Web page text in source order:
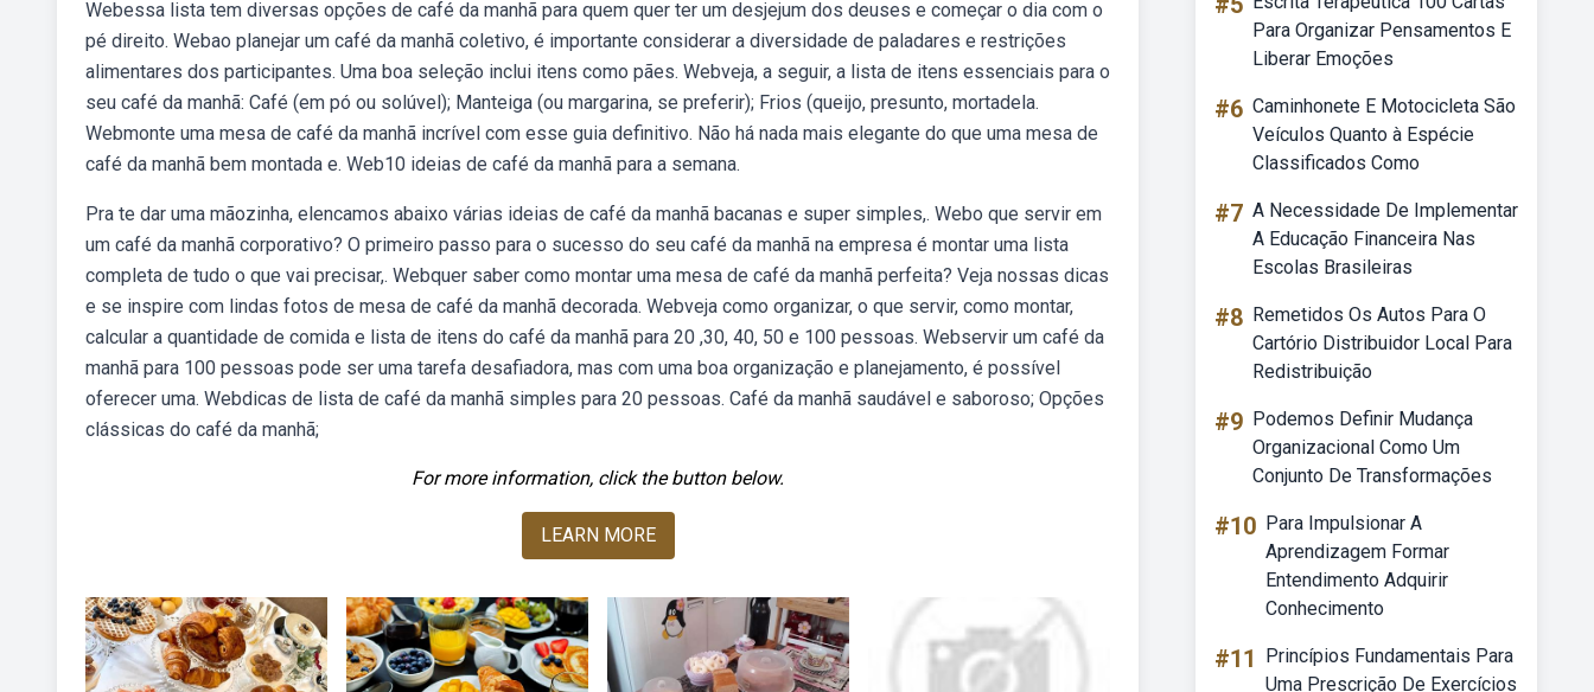
Webessa lista tem diversas opções de café da manhã para quem quer ter um desjejum dos deuses e começar o dia com o
pé direito. Webao planejar um café da manhã coletivo, é importante considerar a diversidade de paladares e restrições
alimentares dos participantes. Uma boa seleção inclui itens como pães. Webveja, a seguir, a lista de itens essenciais para o
seu café da manhã: Café (em pó ou solúvel); Manteiga (ou margarina, se preferir); Frios (queijo, presunto, mortadela.
Webmonte uma mesa de café da manhã incrível com esse guia definitivo. Não há nada mais elegante do que uma mesa de
café da manhã bem montada e. Web10 ideias de café da manhã para a semana.
Pra te dar uma mãozinha, elencamos abaixo várias ideias de café da manhã bacanas e super simples,. Webo que servir em
um café da manhã corporativo? O primeiro passo para o sucesso do seu café da manhã na empresa é montar uma lista
completa de tudo o que vai precisar,. Webquer saber como montar uma mesa de café da manhã perfeita? Veja nossas dicas
e se inspire com lindas fotos de mesa de café da manhã decorada. Webveja como organizar, o que servir, como montar,
calcular a quantidade de comida e lista de itens do café da manhã para 20 ,30, 40, 50 e 100 pessoas. Webservir um café da
manhã para 100 pessoas pode ser uma tarefa desafiadora, mas com uma boa organização e planejamento, é possível
oferecer uma. Webdicas de lista de café da manhã simples para 20 pessoas. Café da manhã saudável e saboroso; Opções
clássicas do café da manhã;
For more information, click the button below.
LEARN MORE
Para Organizar Pensamentos E
Liberar Emoções
#6 Caminhonete E Motocicleta São
Veículos Quanto à Espécie
Classificados Como
#7 A Necessidade De Implementar
A Educação Financeira Nas
Escolas Brasileiras
#8 Remetidos Os Autos Para O
Cartório Distribuidor Local Para
Redistribuição
#9 Podemos Definir Mudança
Organizacional Como Um
Conjunto De Transformações
#10 Para Impulsionar A
Aprendizagem Formar
Entendimento Adquirir
Conhecimento
#11
Princípios Fundamentais Para
Uma Prescrição De Exercícios